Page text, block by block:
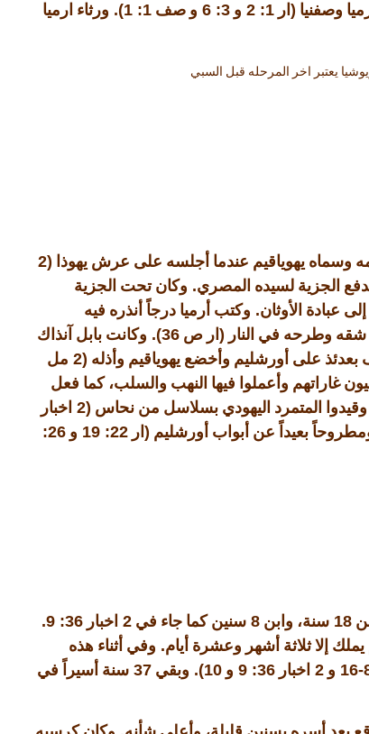
وصفنيا (ار 1: 2 و 3: 6 و صف 1: 1). ورثاء ارميا
يعتبر اخر المرحله قبل السبي
وسماه يهوياقيم عندما أجلسه على عرش يهوذا (2
الجزية لسيده المصري. وكان تحت الجزية
عبادة الأوثان. وكتب أرميا درجاً أنذره فيه
شقه وطرحه في النار ( ار ص 36).
وكانت بابل آنذاك
على أورشليم وأخضع يهوياقيم وأذله (2 مل
غاراتهم وأعملوا فيها النهب والسلب، كما فعل
المتمرد اليهودي بسلاسل من نحاس (2 اخبار
بعيداً عن أبواب أورشليم ( ار 22: 19 و
26:
18 سنة، وابن 8 سنين كما جاء في 2 اخبار 36: 9.
يملك إلا ثلاثة أشهر وعشرة أيام. وفي أثناء هذه
و 2 اخبار 36: 9 و 10). وبقي 37 سنة أسيراً في